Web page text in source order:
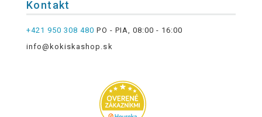
Kontakt
+421 950 308 480 PO - PIA, 08:00 - 16:00
info@kokiskashop.sk